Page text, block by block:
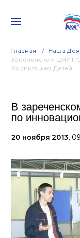
Главная Наша
Зареченском ЦМИТ
Воспитанию Детей
В
по
20 ноября 2013,